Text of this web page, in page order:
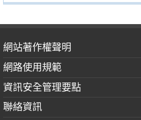
網站著作權聲明
網路使用規範
資訊安全管理要點
聯絡資訊